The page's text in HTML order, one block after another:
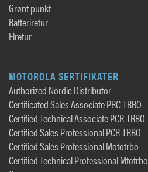
Grønt punkt
Batteriretur
Elretur
MOTOROLA SERTIFIKATER
Authorized Nordic Distributor
Certificated Sales Associate PRC-TRBO
Certified Technical Associate PCR-TRBO
Certified Sales Professional PCR-TRBO
Certified Sales Professional Mototrbo
Certified Technical Professional Mtotrbo